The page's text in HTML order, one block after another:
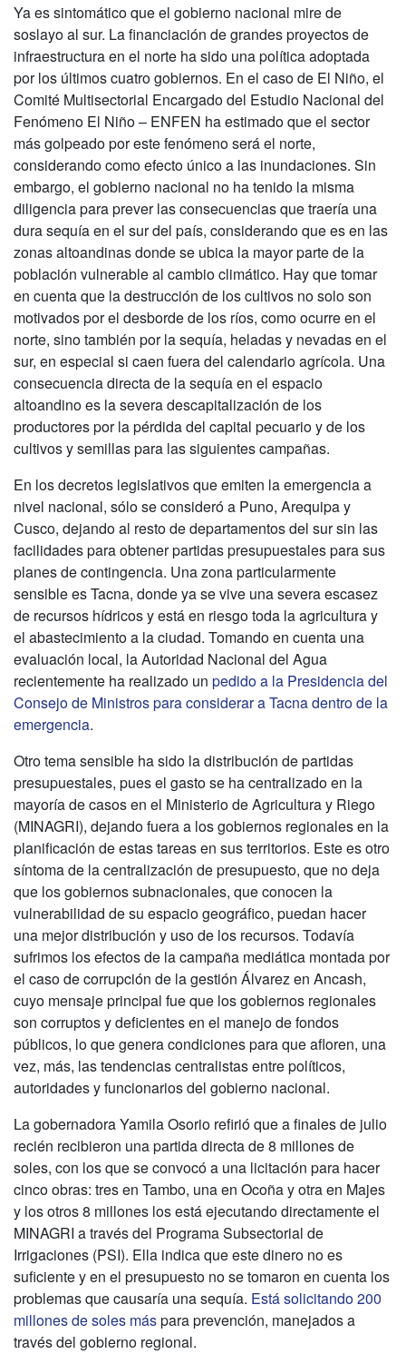
Ya es sintomático que el gobierno nacional mire de
soslayo al sur. La financiación de grandes proyectos de
infraestructura en el norte ha sido una política adoptada
por los últimos cuatro gobiernos. En el caso de El Niño, el
Comité Multisectorial Encargado del Estudio Nacional del
Fenómeno El Niño – ENFEN ha estimado que el sector
más golpeado por este fenómeno será el norte,
considerando como efecto único a las inundaciones. Sin
embargo, el gobierno nacional no ha tenido la misma
diligencia para prever las consecuencias que traería una
dura sequía en el sur del país, considerando que es en las
zonas altoandinas donde se ubica la mayor parte de la
población vulnerable al cambio climático. Hay que tomar
en cuenta que la destrucción de los cultivos no solo son
motivados por el desborde de los ríos, como ocurre en el
norte, sino también por la sequía, heladas y nevadas en el
sur, en especial si caen fuera del calendario agrícola. Una
consecuencia directa de la sequía en el espacio
altoandino es la severa descapitalización de los
productores por la pérdida del capital pecuario y de los
cultivos y semillas para las siguientes campañas.
En los decretos legislativos que emiten la emergencia a
nivel nacional, sólo se consideró a Puno, Arequipa y
Cusco, dejando al resto de departamentos del sur sin las
facilidades para obtener partidas presupuestales para sus
planes de contingencia. Una zona particularmente
sensible es Tacna, donde ya se vive una severa escasez
de recursos hídricos y está en riesgo toda la agricultura y
el abastecimiento a la ciudad. Tomando en cuenta una
evaluación local, la Autoridad Nacional del Agua
recientemente ha realizado un pedido a la Presidencia del
Consejo de Ministros para considerar a Tacna dentro de la
emergencia.
Otro tema sensible ha sido la distribución de partidas
presupuestales, pues el gasto se ha centralizado en la
mayoría de casos en el Ministerio de Agricultura y Riego
(MINAGRI), dejando fuera a los gobiernos regionales en la
planificación de estas tareas en sus territorios. Este es otro
síntoma de la centralización de presupuesto, que no deja
que los gobiernos subnacionales, que conocen la
vulnerabilidad de su espacio geográfico, puedan hacer
una mejor distribución y uso de los recursos. Todavía
sufrimos los efectos de la campaña mediática montada por
el caso de corrupción de la gestión Álvarez en Ancash,
cuyo mensaje principal fue que los gobiernos regionales
son corruptos y deficientes en el manejo de fondos
públicos, lo que genera condiciones para que afloren, una
vez, más, las tendencias centralistas entre políticos,
autoridades y funcionarios del gobierno nacional.
La gobernadora Yamila Osorio refirió que a finales de julio
recién recibieron una partida directa de 8 millones de
soles, con los que se convocó a una licitación para hacer
cinco obras: tres en Tambo, una en Ocoña y otra en Majes
y los otros 8 millones los está ejecutando directamente el
MINAGRI a través del Programa Subsectorial de
Irrigaciones (PSI). Ella indica que este dinero no es
suficiente y en el presupuesto no se tomaron en cuenta los
problemas que causaría una sequía. Está solicitando 200
millones de soles máspara prevención, manejados a
través del gobierno regional.